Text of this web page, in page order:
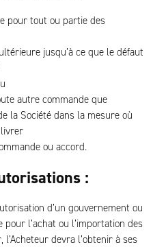
pour tout ou partie des
jusqu’à ce que le défaut
autre commande que
la Société dans la mesure où
ou accord.
:
d’un gouvernement ou
l’achat ou l’importation des
l’Acheteur devra l’obtenir à ses